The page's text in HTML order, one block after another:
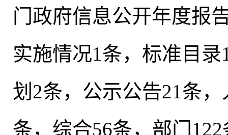
门政府信息公开年度报
实施情况1条，标准目录
划2条， 公示公告21条
条，综合56条， 部门